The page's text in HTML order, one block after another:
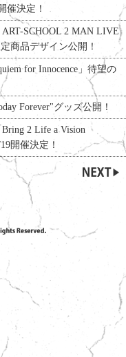
催決定！
SCHOOL 2 MAN LIVE
商品デザイン公開！
for Innocence」待望の
Forever"グッズ公開！
2 Life a Vision
開催決定！